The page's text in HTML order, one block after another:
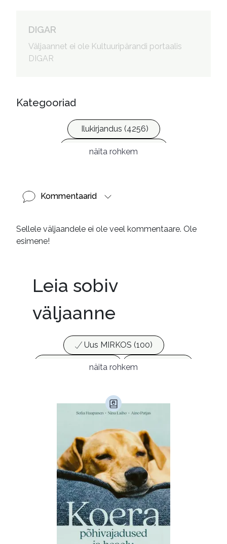
DIGAR
Väljaannet ei ole Kultuuripärandi portaalis
DIGAR
Kategooriad
Ilukirjandus (4256)
Krimi ja põnevik (1288)
näita rohkem
Kommentaarid
Sellele väljaandele ei ole veel kommentaare. Ole
esimene!
Leia sobiv
väljaanne
Uus MIRKOS (100)
Populaarsed (25)
Ajakirjad (17)
Armastusromaanid (291)
Biograafiad (228)
Eesti kirjandus (1773)
Ettevõtlus (30)
Filoloogia (121)
Filosoofia (145)
Geograafia (65)
Haridus (20)
näita rohkem